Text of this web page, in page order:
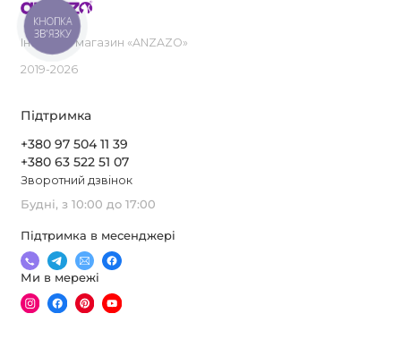
Інтернет-магазин «ANZAZO»
2019-2026
Підтримка
+380 97 504 11 39
+380 63 522 51 07
Зворотний дзвінок
Будні, з 10:00 до 17:00
Підтримка в месенджері
Ми в мережі
КНОПКА
ЗВ'ЯЗКУ